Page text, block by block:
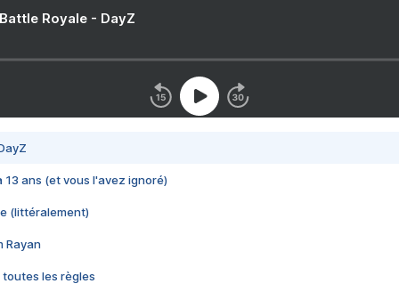
Royale - DayZ
13 ans (et vous l'avez ignoré)
(littéralement)
Rayan
toutes les règles